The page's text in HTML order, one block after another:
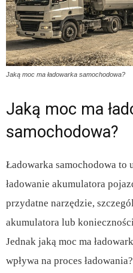
Jaką moc ma ładowarka samochodowa?
Jaką moc ma
samochodowa?
Ładowarka samochodowa to
ładowanie akumulatora
przydatne narzędzie,
akumulatora lub
Jednak jaką moc ma
wpływa na proces